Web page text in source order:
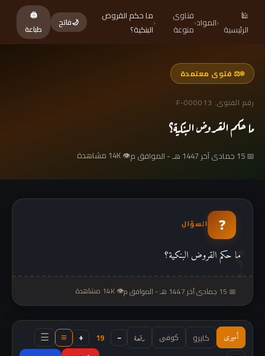
🕌
الرئيسية ‹المواد‹فتاوى
منوعة
‹ما حكم القروض
البنكية؟
🌙فاتح
🖨
طباعة
⚖ فتوى معتمدة
رقم الفتوى: F-000013
ما حكم القروض البنكية؟
📅 15 جمادى آخر 1447 هـ - الموافق م 👁 14K مشاهدة
❓ السؤال
ما حكم القروض البنكية؟
📅 15 جمادى آخر 1447 هـ - الموافق م 👁 14K مشاهدة
أميرى كايرو كوفى رقعة −
19
+
≡
☰